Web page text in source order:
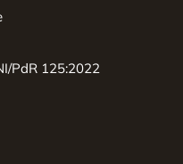
PdR 125:2022